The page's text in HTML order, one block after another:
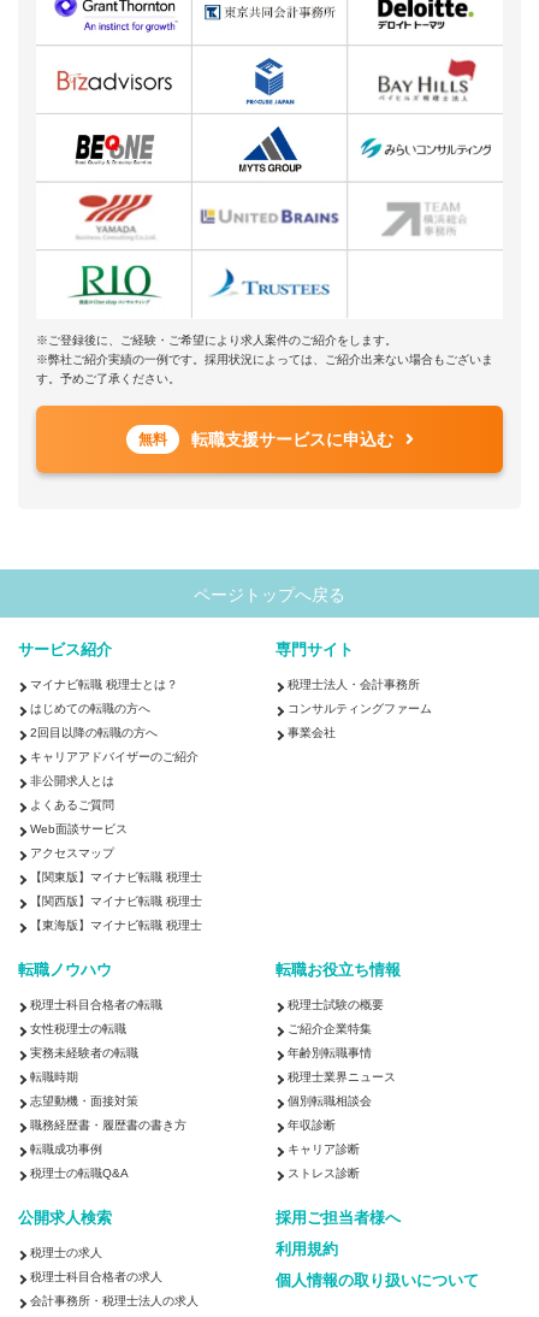
※ご登録後に、ご経験・ご希望により求人案件のご紹介をします。
※弊社ご紹介実績の一例です。採用状況によっては、ご紹介出来ない場合もございま
す。予めご了承ください。
無料 転職支援サービスに申込む
ページトップへ戻る
サービス紹介
マイナビ転職 税理士とは？
はじめての転職の方へ
2回目以降の転職の方へ
キャリアアドバイザーのご紹介
非公開求人とは
よくあるご質問
Web面談サービス
アクセスマップ
【関東版】マイナビ転職 税理士
【関西版】マイナビ転職 税理士
【東海版】マイナビ転職 税理士
専門サイト
税理士法人・会計事務所
コンサルティングファーム
事業会社
転職ノウハウ
税理士科目合格者の転職
女性税理士の転職
実務未経験者の転職
転職時期
志望動機・面接対策
職務経歴書・履歴書の書き方
転職成功事例
税理士の転職Q&A
転職お役立ち情報
税理士試験の概要
ご紹介企業特集
年齢別転職事情
税理士業界ニュース
個別転職相談会
年収診断
キャリア診断
ストレス診断
公開求人検索
税理士の求人
税理士科目合格者の求人
会計事務所・税理士法人の求人
採用ご担当者様へ
利用規約
個人情報の取り扱いについて